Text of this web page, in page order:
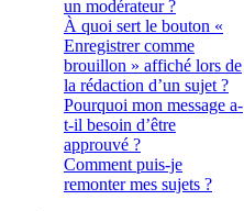
un modérateur ?
À quoi sert le bouton «
Enregistrer comme
brouillon » affiché lors de
la rédaction d’un sujet ?
Pourquoi mon message a-
t-il besoin d’être
approuvé ?
Comment puis-je
remonter mes sujets ?